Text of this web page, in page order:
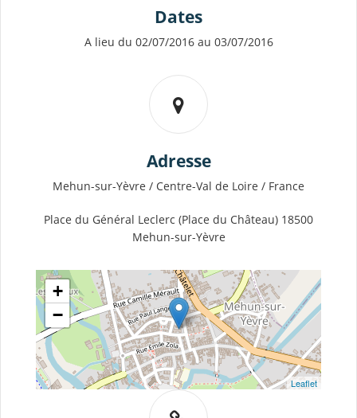
Dates
A lieu du 02/07/2016 au 03/07/2016
Adresse
Mehun-sur-Yèvre / Centre-Val de Loire / France
Place du Général Leclerc (Place du Château) 18500
Mehun-sur-Yèvre
+
−
Leaflet